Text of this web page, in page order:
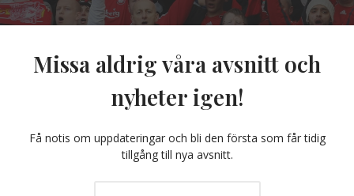
Missa aldrig våra avsnitt och
nyheter igen!
Få notis om uppdateringar och bli den första som får tidig
tillgång till nya avsnitt.